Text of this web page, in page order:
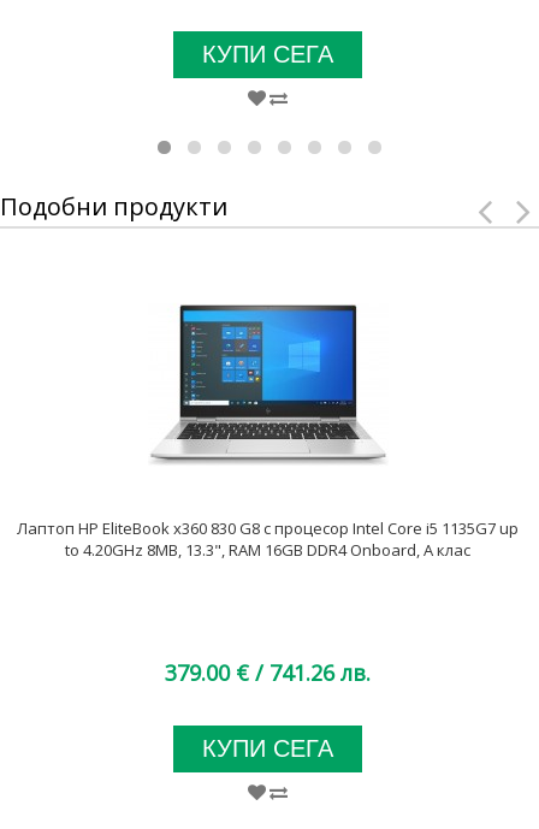
КУПИ СЕГА
Подобни продукти
Лаптоп HP EliteBook x360 830 G8 с процесор Intel Core i5 1135G7 up
to 4.20GHz 8MB, 13.3", RAM 16GB DDR4 Onboard, A клас
379.00 € / 741.26 лв.
КУПИ СЕГА